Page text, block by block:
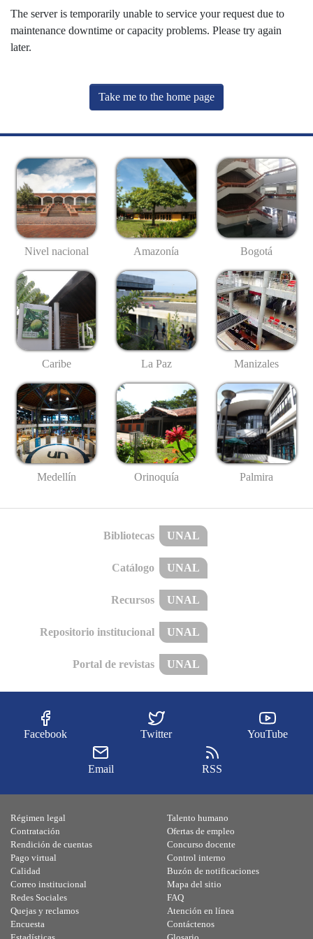
The server is temporarily unable to service your request due to
maintenance downtime or capacity problems. Please try again
later.
Take me to the home page
Nivel nacional Amazonía Bogotá
Caribe La Paz Manizales
Medellín Orinoquía Palmira
Bibliotecas UNAL
Catálogo UNAL
Recursos UNAL
Repositorio institucional UNAL
Portal de revistas UNAL
Facebook Twitter YouTube
Email RSS
Régimen legal
Contratación
Rendición de cuentas
Pago virtual
Calidad
Talento humano
Ofertas de empleo
Concurso docente
Control interno
Buzón de notificaciones
Correo institucional
Redes Sociales
Quejas y reclamos
Encuesta
Mapa del sitio
FAQ
Atención en línea
Contáctenos